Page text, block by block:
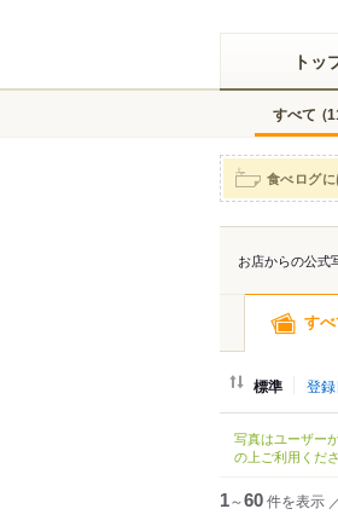
トッ
すべて (
食べログ
お店からの公式
す
標準 登録
写真はユーザー
の上ご利用くださ
1～60件を表示